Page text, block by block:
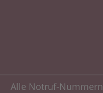
Alle Notruf-Nummern